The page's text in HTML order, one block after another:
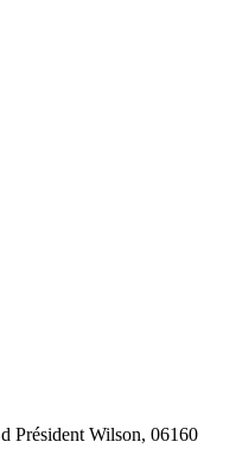
Président Wilson, 06160